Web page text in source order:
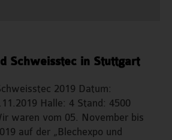
Schweisstec in Stuttgart
2019 Datum:
Halle: 4 Stand: 4500
waren vom 05. November bis
auf der „Blechexpo und